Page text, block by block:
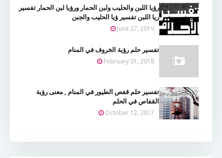
رؤيا اللبن والحليب ولبن الحمار ورؤيا لبن الحمار تفسير
ريا اللبن تفسير ؤيا الحليب والجبن
June 27, 2019
تفسير حلم رؤية الخروف في المنام
February 01, 2018
تفسير حلم قفص الطيور في المنام , معنى رؤية
القفاص في الحلم
October 12, 2017